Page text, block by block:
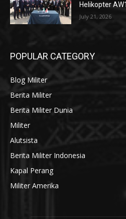
Helikopter
July 21, 2026
POPULAR CATEGORY
Blog Militer
Berita Militer
Berita Militer Dunia
Militer
Alutsista
Berita Militer Indonesia
Kapal Perang
Militer Amerika